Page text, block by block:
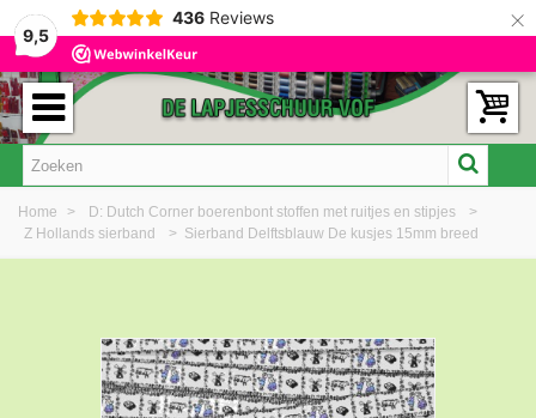
9,5
436 Reviews ×
Home > D: Dutch Corner boerenbont stoffen met ruitjes en stipjes
>
Z Hollands sierband
> Sierband Delftsblauw De kusjes 15mm breed